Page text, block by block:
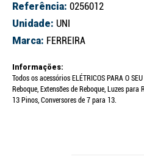
Referência: 0256012
Unidade: UNI
Marca: FERREIRA
Informações:
Todos os acessórios ELÉTRICOS PARA O
Reboque, Extensões de Reboque, Luzes
13 Pinos, Conversores de 7 para 13.